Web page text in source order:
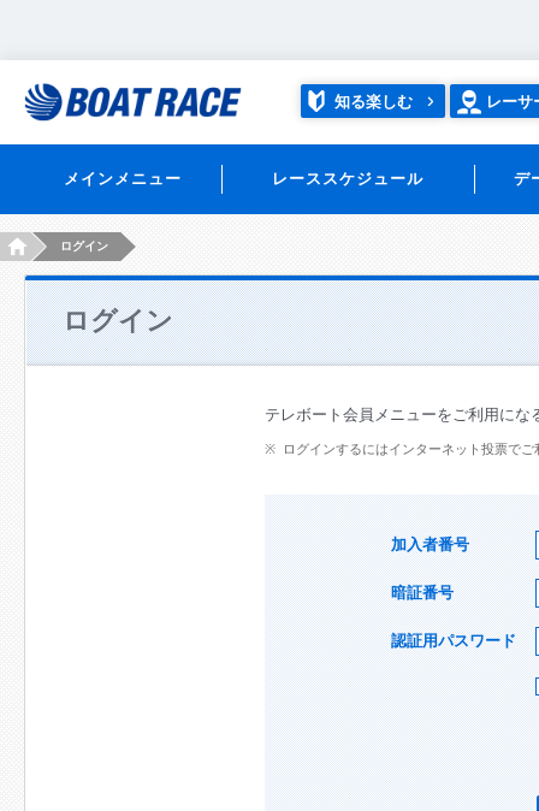
知る楽しむ レーサ
メインメニュー レーススケジュール デ
HOMEログイン
ログイン
テレボート会員メニューをご利用にな
ログインするにはインターネット投票で
加入者番号
暗証番号
認証用パスワード